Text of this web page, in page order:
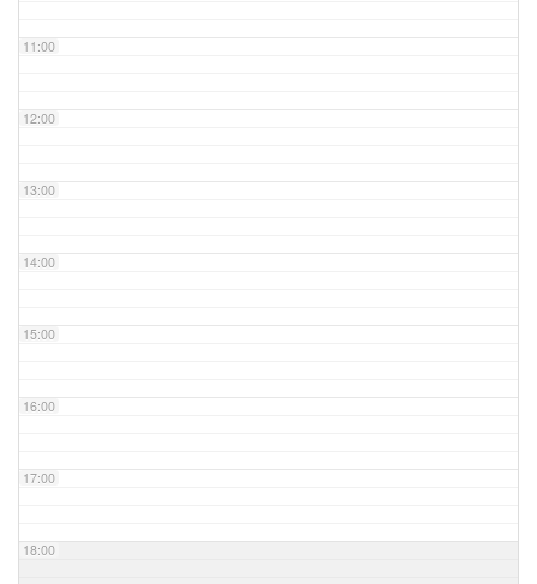
11:00
12:00
13:00
14:00
15:00
16:00
17:00
18:00